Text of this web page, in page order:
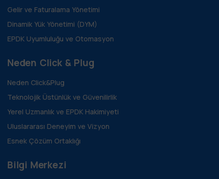
Gelir ve Faturalama Yönetimi
Dinamik Yük Yönetimi (DYM)
EPDK Uyumluluğu ve Otomasyon
Neden Click & Plug
Neden Click&Plug
Teknolojik Üstünlük ve Güvenilirlik
Yerel Uzmanlık ve EPDK Hakimiyeti
Uluslararası Deneyim ve Vizyon
Esnek Çözüm Ortaklığı
Bilgi Merkezi